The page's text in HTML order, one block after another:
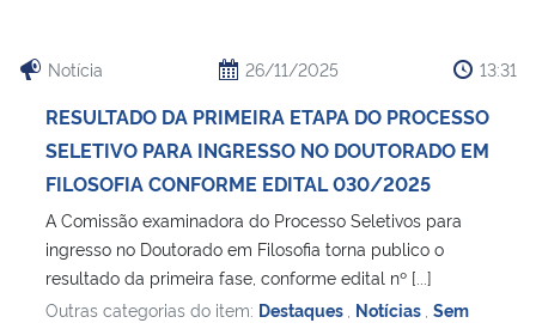
Notícia 26/11/2025 13:31
RESULTADO DA PRIMEIRA ETAPA DO PROCESSO
SELETIVO PARA INGRESSO NO DOUTORADO EM
FILOSOFIA CONFORME EDITAL 030/2025
A Comissão examinadora do Processo Seletivos para
ingresso no Doutorado em Filosofia torna publico o
resultado da primeira fase, conforme edital nº [...]
Outras categorias do item: Destaques Notícias Sem